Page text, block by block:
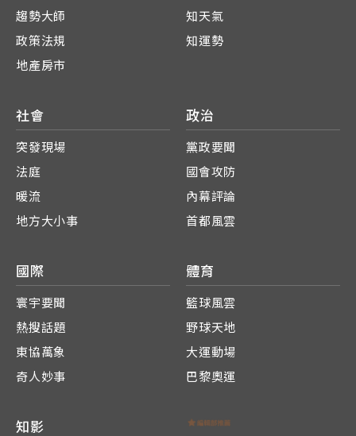
趨勢大師
政策法規
地產房市
知天氣
知運勢
社會
突發現場
法庭
暖流
地方大小事
政治
黨政要聞
國會攻防
內幕評論
首都風雲
國際
寰宇要聞
熱搜話題
東協萬象
奇人妙事
體育
籃球風雲
野球天地
大運動場
巴黎奧運
知影